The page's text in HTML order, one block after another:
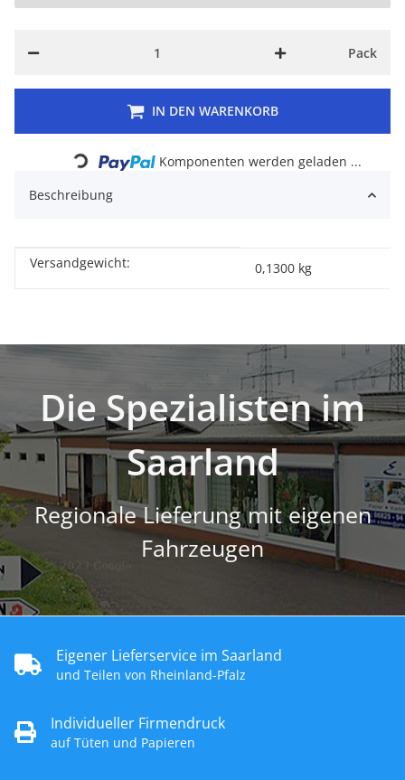
Pack
IN DEN WARENKORB
Loading...
Komponenten werden geladen ...
Beschreibung
Produkteigenschaft
Wert
Versandgewicht: 0,1300 kg
Die Spezialisten im
Saarland
Regionale Lieferung mit eigenen
Fahrzeugen
Eigener Lieferservice im Saarland
und Teilen von Rheinland-Pfalz
Individueller Firmendruck
auf Tüten und Papieren